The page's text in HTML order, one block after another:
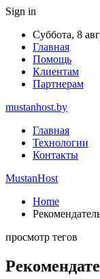
Sign in
Суббота, 8
Главная
Помощь
Клиентам
Партнерам
mustanhost.by
Главная
Технологии
Контакты
MustanHost
Home
просмотр тегов